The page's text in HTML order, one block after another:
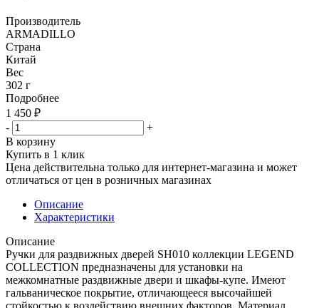
Производитель
ARMADILLO
Страна
Китай
Вес
302 г
Подробнее
1 450 ₽
-
+
В корзину
Купить в 1 клик
Цена действительна только для интернет-магазина и может
отличаться от цен в розничных магазинах
Описание
Характеристики
Описание
Ручки для раздвижных дверей SH010 коллекции LEGEND
COLLECTION предназначены для установки на
межкомнатные раздвижные двери и шкафы-купе. Имеют
гальваническое покрытие, отличающееся высочайшей
стойкостью к воздействию внешних факторов. Материал